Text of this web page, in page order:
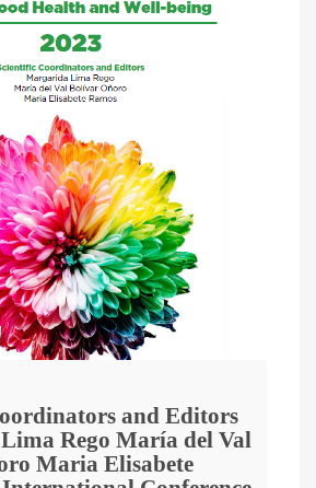
and Editors
Rego María del Val
Maria Elisabete